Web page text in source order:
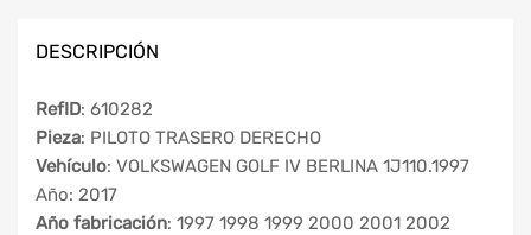
DESCRIPCIÓN
RefID: 610282
Pieza: PILOTO TRASERO DERECHO
Vehículo: VOLKSWAGEN GOLF IV BERLINA 1J110.1997
Año: 2017
Año fabricación: 1997 1998 1999 2000 2001 2002